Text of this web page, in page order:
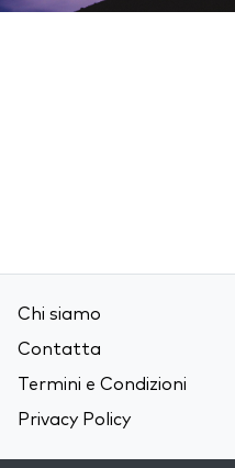
Chi siamo
Contatta
Termini e Condizioni
Privacy Policy